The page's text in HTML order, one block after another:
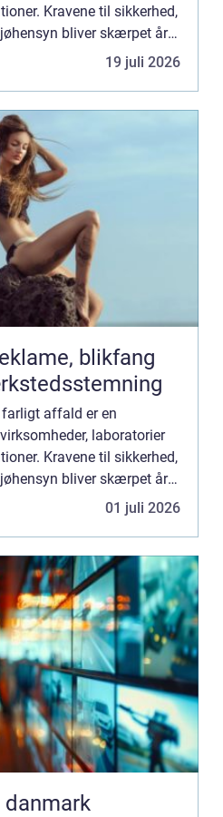
Kravene til sikkerhed,
bliver skærpet år
19 juli 2026
affald er en
laboratorier
Kravene til sikkerhed,
bliver skærpet år
01 juli 2026
danmark